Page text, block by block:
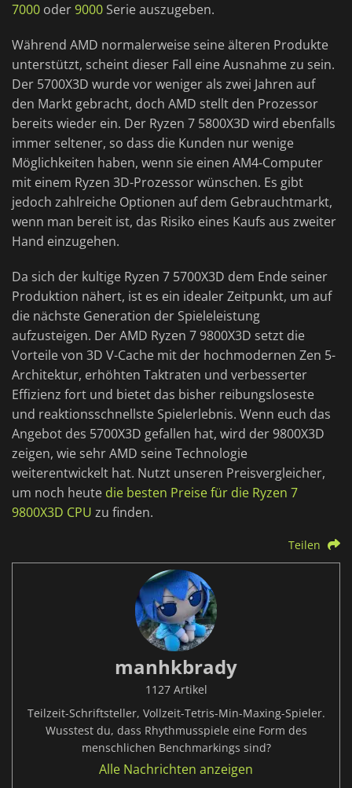
7000 oder9000 Serie auszugeben.
Während AMD normalerweise seine älteren Produkte
unterstützt, scheint dieser Fall eine Ausnahme zu sein.
Der 5700X3D wurde vor weniger als zwei Jahren auf
den Markt gebracht, doch AMD stellt den Prozessor
bereits wieder ein. Der Ryzen 7 5800X3D wird ebenfalls
immer seltener, so dass die Kunden nur wenige
Möglichkeiten haben, wenn sie einen AM4-Computer
mit einem Ryzen 3D-Prozessor wünschen. Es gibt
jedoch zahlreiche Optionen auf dem Gebrauchtmarkt,
wenn man bereit ist, das Risiko eines Kaufs aus zweiter
Hand einzugehen.
Da sich der kultige Ryzen 7 5700X3D dem Ende seiner
Produktion nähert, ist es ein idealer Zeitpunkt, um auf
die nächste Generation der Spieleleistung
aufzusteigen. Der AMD Ryzen 7 9800X3D setzt die
Vorteile von 3D V-Cache mit der hochmodernen Zen 5-
Architektur, erhöhten Taktraten und verbesserter
Effizienz fort und bietet das bisher reibungsloseste
und reaktionsschnellste Spielerlebnis. Wenn euch das
Angebot des 5700X3D gefallen hat, wird der 9800X3D
zeigen, wie sehr AMD seine Technologie
weiterentwickelt hat. Nutzt unseren Preisvergleicher,
um noch heute die besten Preise für die Ryzen 7
9800X3D CPU zu finden.
Teilen
manhkbrady
1127 Artikel
Teilzeit-Schriftsteller, Vollzeit-Tetris-Min-Maxing-Spieler.
Wusstest du, dass Rhythmusspiele eine Form des
menschlichen Benchmarkings sind?
Alle Nachrichten anzeigen